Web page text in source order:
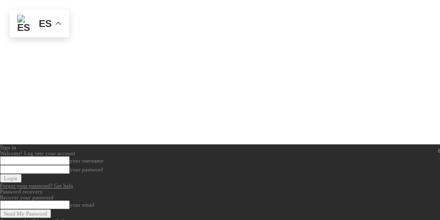
Sign in
Welcome! Log into your account
your username
your password
Forgot your password? Get help
Password recovery
Recover your password
your email
ES